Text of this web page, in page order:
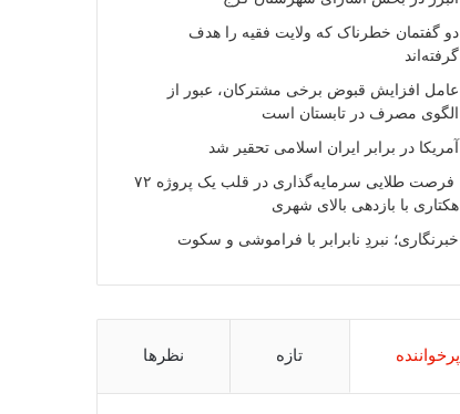
دو گفتمان خطرناک که ولایت فقیه را هدف
گرفته‌اند
عامل افزایش قبوض برخی مشترکان، عبور از
الگوی مصرف در تابستان است
آمریکا در برابر ایران اسلامی تحقیر شد
فرصت طلایی سرمایه‌گذاری در قلب یک پروژه ۷۲
هکتاری با بازدهی بالای شهری
خبرنگاری؛ نبردِ نابرابر با فراموشی و سکوت
پرخواننده تازه نظرها